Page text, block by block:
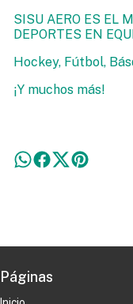
SISU AERO ES EL
DEPORTES EN
Hockey, Fútbol,
¡Y muchos más!
Páginas